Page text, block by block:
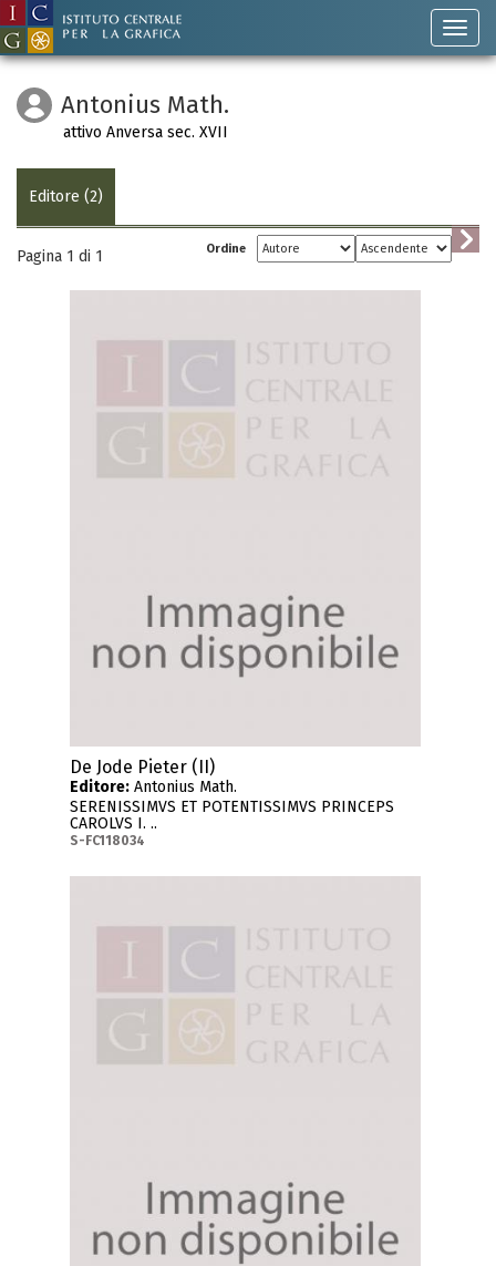
Antonius Math.
attivo Anversa sec. XVII
Editore (2)
Pagina 1 di 1 Ordine
De Jode Pieter (II)
Editore: Antonius Math.
SERENISSIMVS ET POTENTISSIMVS PRINCEPS
CAROLVS I. ..
S-FC118034